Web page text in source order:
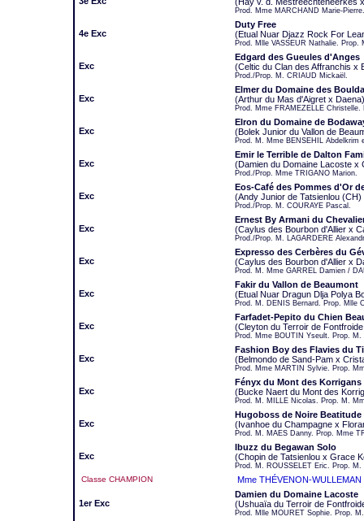
Prod. Mme MARCHAND Marie-
4e Exc
Duty Free
(Etual Nuar Djazz Rock For
Prod. Mlle VASSEUR Nathalie. Prop.
Exc
Edgard des Gueules d'Anges
(Celtic du Clan des Affranchis x
Prod./Prop. M. CRIAUD Mickaël.
Exc
Elmer du Domaine des
(Arthur du Mas d'Aigret x Daena)
Prod. Mme FRAMEZELLE
Exc
Elron du Domaine de
(Bolek Junior du Vallon de
Prod. M. Mme BENSEHIL Abdelkrim
Exc
Emir le Terrible de Dalton
(Damien du Domaine Lacoste x
Prod./Prop. Mme TRIGANO Marion.
Exc
Eos-Café des Pommes d'Or
(Andy Junior de Tatsienlou
Prod./Prop. M. COURAYE Pascal.
Exc
Ernest By Armani du
(Caylus des Bourbon d'Allier x
Prod./Prop. M. LAGARDERE
Exc
Expresso des Cerbères du
(Caylus des Bourbon d'Allier x
Prod. M. Mme GARREL Damien /
Exc
Fakir du Vallon de Beaumont
(Etual Nuar Dragun Dlja Polya
Prod. M. DENIS Bernard. Prop. Mlle
Exc
Farfadet-Pepito du Chien
(Cleyton du Terroir de
Prod. Mme BOUTIN Yseult. Prop. M.
Exc
Fashion Boy des Flavies du
(Belmondo de Sand-Pam x
Prod. Mme MARTIN Sylvie. Prop.
Exc
Fényx du Mont des Korrigans
(Bucke Naert du Mont des
Prod. M. MILLE Nicolas. Prop. M.
Exc
Hugoboss de Noire Beatitude
(Ivanhoe du Champagne x
Prod. M. MAES Danny. Prop. Mme
Exc
Ibuzz du Begawan Solo
(Chopin de Tatsienlou x Grace
Prod. M. ROUSSELET Eric. Prop.
Classe CHAMPION Mme THÉVENON-WULLEMAN
1er Exc
Damien du Domaine Lacoste
(Ushuaïa du Terroir de
Prod. Mlle MOURET Sophie. Prop.